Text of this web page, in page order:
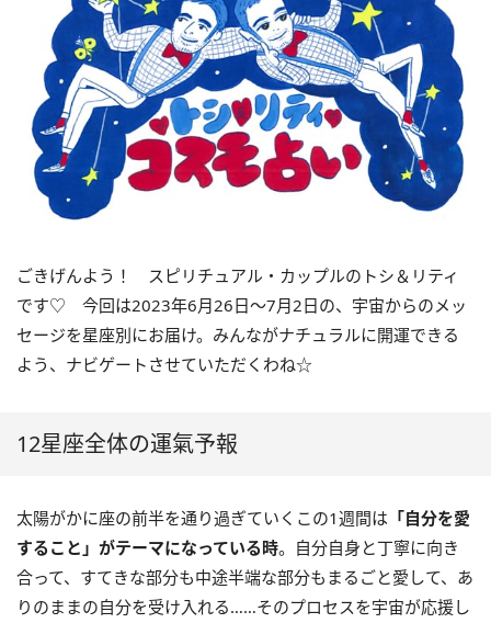
ごきげんよう！ スピリチュアル・カップルのトシ＆リティ
です♡ 今回は2023年6月26日〜7月2日の、宇宙からのメッ
セージを星座別にお届け。みんながナチュラルに開運できる
よう、ナビゲートさせていただくわね☆
12星座全体の運氣予報
太陽がかに座の前半を通り過ぎていくこの1週間は 「自分を愛
すること」がテーマになっている時。自分自身と丁寧に向き
合って、すてきな部分も中途半端な部分もまるごと愛して、あ
りのままの自分を受け入れる……そのプロセスを宇宙が応援し